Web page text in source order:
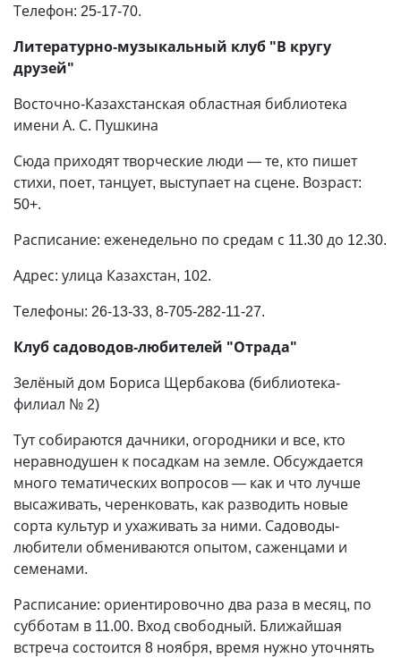
Телефон: 25-17-70.
Литературно-музыкальный клуб "В кругу
друзей"
Восточно-Казахстанская областная библиотека
имени А. С. Пушкина
Сюда приходят творческие люди — те, кто пишет
стихи, поет, танцует, выступает на сцене. Возраст:
50+.
Расписание: еженедельно по средам с 11.30 до 12.30.
Адрес: улица Казахстан, 102.
Телефоны: 26-13-33, 8-705-282-11-27.
Клуб садоводов-любителей "Отрада"
Зелёный дом Бориса Щербакова (биб­лиотека-
филиал № 2)
Тут собираются дачники, огородники и все, кто
неравнодушен к посадкам на земле. Обсуждается
много тематических вопросов — как и что лучше
высаживать, черенковать, как разводить новые
сорта культур и ухаживать за ними. Садоводы-
любители обмениваются опытом, саженцами и
семенами.
Расписание: ориентировочно два раза в месяц, по
субботам в 11.00. Вход свободный. Ближайшая
встреча состоится 8 ноября, время нужно уточнять